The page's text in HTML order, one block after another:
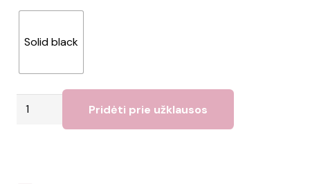
Solid black
produkto
Pridėti prie užklausos